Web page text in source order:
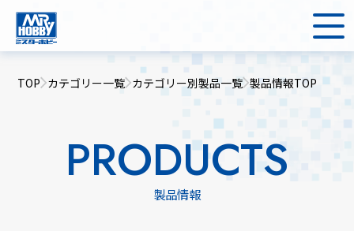
TOP カテゴリー一覧 カテゴリー別製品一覧 製品情報TOP
PRODUCTS
製品情報